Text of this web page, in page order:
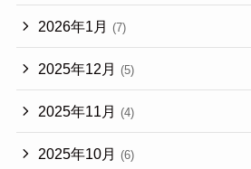
2026年1月 (7)
2025年12月 (5)
2025年11月 (4)
2025年10月 (6)